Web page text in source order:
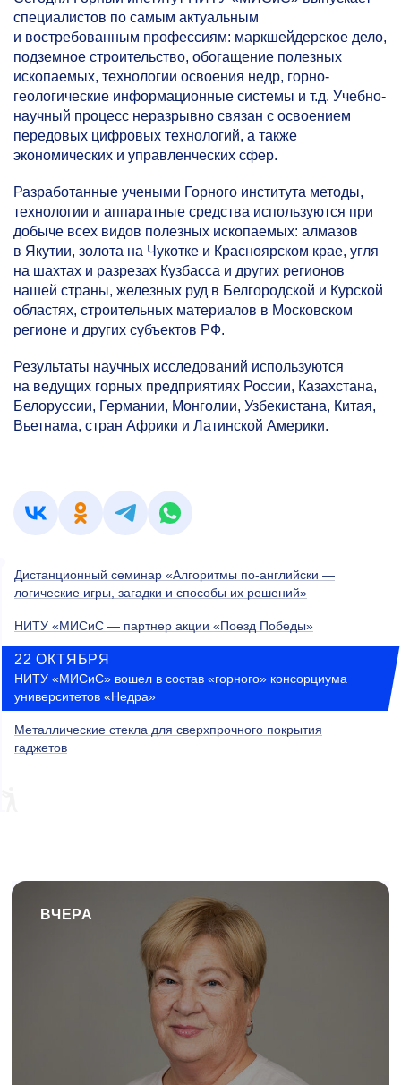
специалистов по самым актуальным
и востребованным профессиям: маркшейдерское дело,
подземное строительство, обогащение полезных
ископаемых, технологии освоения недр, горно-
геологические информационные системы и т.д. Учебно-
научный процесс неразрывно связан с освоением
передовых цифровых технологий, а также
экономических и управленческих сфер.
Разработанные учеными Горного института методы,
технологии и аппаратные средства используются при
добыче всех видов полезных ископаемых: алмазов
в Якутии, золота на Чукотке и Красноярском крае, угля
на шахтах и разрезах Кузбасса и других регионов
нашей страны, железных руд в Белгородской и Курской
областях, строительных материалов в Московском
регионе и других субъектов РФ.
Результаты научных исследований используются
на ведущих горных предприятиях России, Казахстана,
Белоруссии, Германии, Монголии, Узбекистана, Китая,
Вьетнама, стран Африки и Латинской Америки.
Дистанционный семинар «Алгоритмы по-английски —
логические игры, загадки и способы их решений»
НИТУ «МИСиС — партнер акции «Поезд Победы»
22 ОКТЯБРЯ
НИТУ «МИСиС» вошел в состав «горного» консорциума
университетов «Недра»
Металлические стекла для сверхпрочного покрытия
гаджетов
ВЧЕРА